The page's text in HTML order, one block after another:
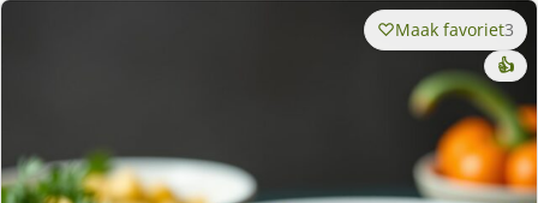
Maak favoriet3
👍